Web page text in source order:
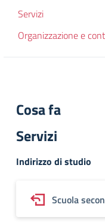
Servizi
Organizzazione e
Cosa fa
Servizi
Indirizzo di studio
Scuola